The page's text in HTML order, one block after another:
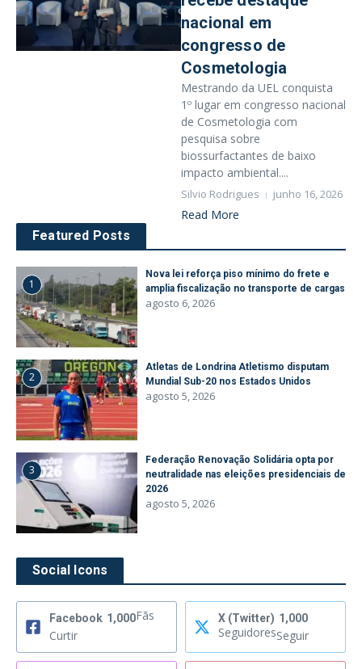
nacional em
congresso de
Cosmetologia
Mestrando da UEL conquista
1º lugar em congresso nacional
de Cosmetologia com
pesquisa sobre
biossurfactantes de baixo
impacto ambiental....
Silvio Rodrigues junho 16, 2026
Read More
Featured Posts
1
Nova lei reforça piso mínimo do frete e
amplia fiscalização no transporte de cargas
agosto 6, 2026
2
Atletas de Londrina Atletismo disputam
Mundial Sub-20 nos Estados Unidos
agosto 5, 2026
3
Federação Renovação Solidária opta por
neutralidade nas eleições presidenciais de
2026
agosto 5, 2026
Social Icons
Facebook 1,000Fãs
Curtir
X (Twitter) 1,000
SeguidoresSeguir